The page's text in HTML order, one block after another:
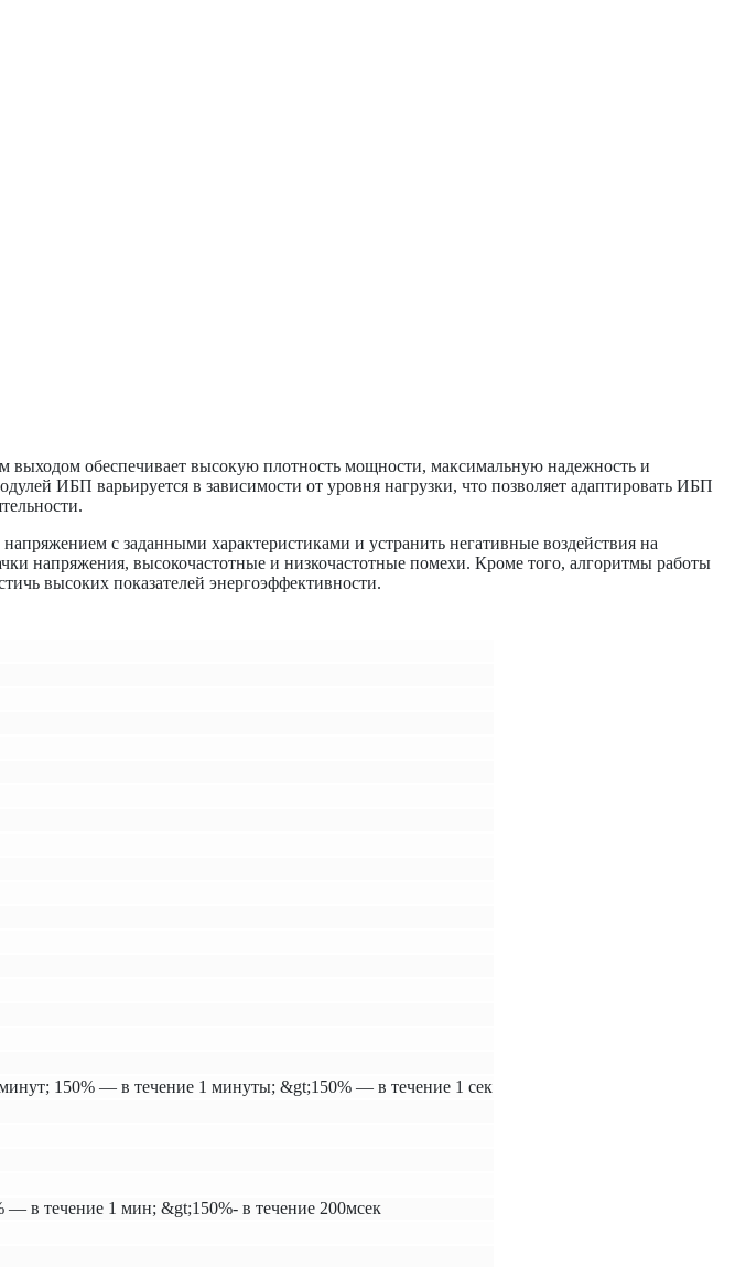
обеспечивает высокую плотность мощности, максимальную надежность и
ИБП варьируется в зависимости от уровня нагрузки, что позволяет адаптировать ИБП
с заданными характеристиками и устранить негативные воздействия на
напряжения, высокочастотные и низкочастотные помехи. Кроме того, алгоритмы работы
высоких показателей энергоэффективности.
150% — в течение 1 минуты; &gt;150% — в течение 1 сек
в течение 1 мин; &gt;150%- в течение 200мсек